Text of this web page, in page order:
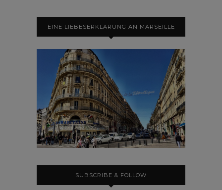
EINE LIEBESERKLÄRUNG AN MARSEILLE
SUBSCRIBE & FOLLOW